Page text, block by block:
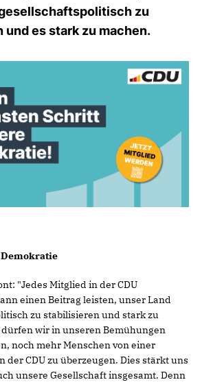
zu
es stark zu machen.
"Jedes Mitglied in der CDU
einen Beitrag leisten, unser Land
zu stabilisieren und stark zu
wir in unseren Bemühungen
noch mehr Menschen von einer
der CDU zu überzeugen. Dies stärkt uns
unsere Gesellschaft insgesamt. Denn